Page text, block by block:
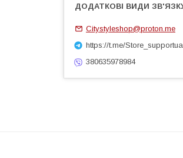
Citystyleshop@proton.me
https://t.me/Store_supportua
380635978984